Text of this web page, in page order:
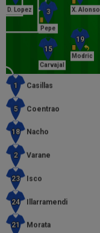
D. Lopez
Carvajal
Pepe
Modric
X. Alonso
Casillas
Coentrao
Nacho
Varane
Isco
Illarramendi
Morata